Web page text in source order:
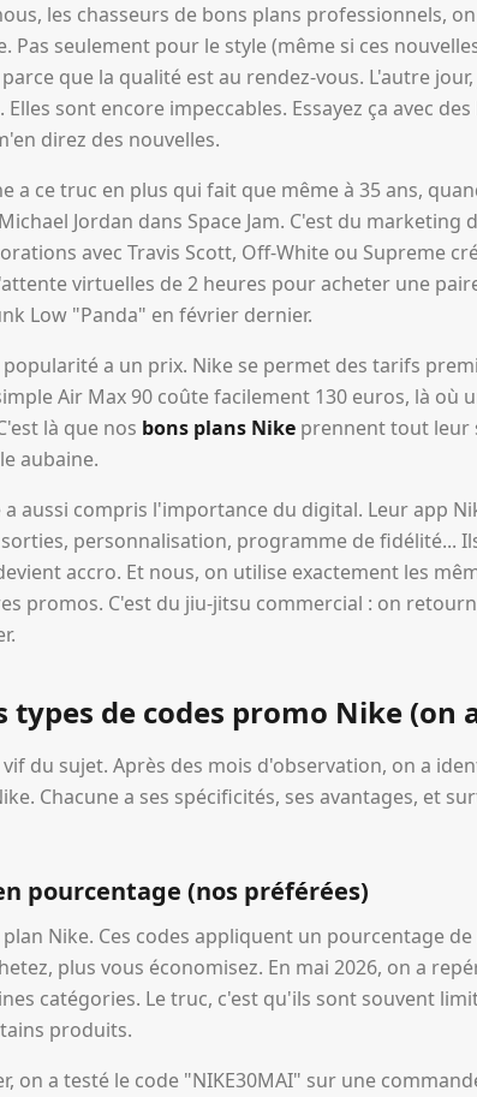
les chasseurs de bons plans professionnels,
Pas seulement pour le style (même si ces
que la qualité est au rendez-vous. L'autre
Elles sont encore impeccables. Essayez ça avec
direz des nouvelles.
a ce truc en plus qui fait que même à 35 ans,
Jordan dans Space Jam. C'est du marketing
avec Travis Scott, Off-White ou Supreme
virtuelles de 2 heures pour acheter une
Low "Panda" en février dernier.
a un prix. Nike se permet des tarifs
Air Max 90 coûte facilement 130 euros, là où
là que nos bons plans Nike prennent tout leur
aubaine.
aussi compris l'importance du digital. Leur app
personnalisation, programme de fidélité...
accro. Et nous, on utilise exactement les
promos. C'est du jiu-jitsu commercial : on
types de codes promo Nike (on
du sujet. Après des mois d'observation, on a
Chacune a ses spécificités, ses avantages, et
pourcentage (nos préférées)
plan Nike. Ces codes appliquent un pourcentage
plus vous économisez. En mai 2026, on a
catégories. Le truc, c'est qu'ils sont souvent
produits.
on a testé le code "NIKE30MAI" sur une